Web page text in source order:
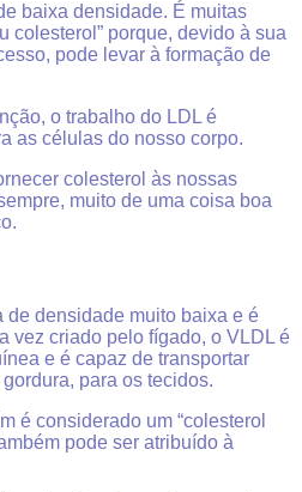
baixa densidade. É muitas
colesterol” porque, devido à sua
pode levar à formação de
o trabalho do LDL é
as células do nosso corpo.
colesterol às nossas
muito de uma coisa boa
densidade muito baixa e é
vez criado pelo fígado, o VLDL é
e é capaz de transportar
para os tecidos.
é considerado um “colesterol
pode ser atribuído à